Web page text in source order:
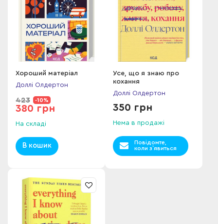
Хороший матеріал
Доллі Олдертон
423 -10%
380 грн
На складі
В кошик
Усе, що я знаю про
кохання
Доллі Олдертон
350 грн
Нема в продажі
Повідомте,
коли з`явиться